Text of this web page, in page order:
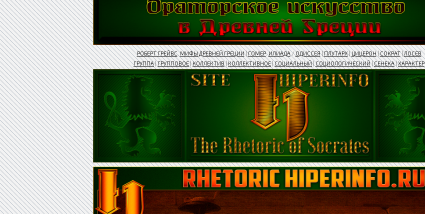
РОБЕРТ ГРЕЙВС.МИФЫ ДРЕВНЕЙ ГРЕЦИИ|ГОМЕР.ИЛИАДА/ОДИССЕЯ|ПЛУТАРХ|ЦИЦЕРОН|СОКРАТ|ЛОСЕВ
ГРУППА|ГРУППОВОЕ|КОЛЛЕКТИВ|КОЛЛЕКТИВНОЕ|СОЦИАЛЬНЫЙ|СОЦИОЛОГИЧЕСКИЙ|СЕНЕКА|ХАРАКТЕР